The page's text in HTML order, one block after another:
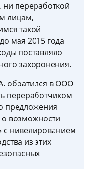
ни переработкой
лицам,
такой
мая 2015 года
поставляло
захоронения.
обратился в ООО
переработчиком
предложения
о возможности
с нивелированием
из этих